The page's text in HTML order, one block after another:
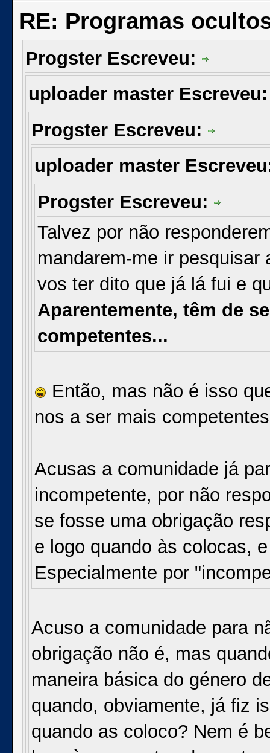
RE: Programas
Progster Escreveu:
uploader master
Progster Escreveu:
uploader master
Progster Escreveu:
Talvez por não
mandarem-me ir pesquisar
vos ter dito que já lá fui e
Aparentemente, têm de
competentes...
Então, mas não é isso
nos a ser mais
Acusas a comunidade já
incompetente, por não
se fosse uma obrigação
e logo quando às colocas,
Especialmente por
Acuso a comunidade para
obrigação não é, mas
maneira básica do género
quando, obviamente, já fiz
quando as coloco? Nem é